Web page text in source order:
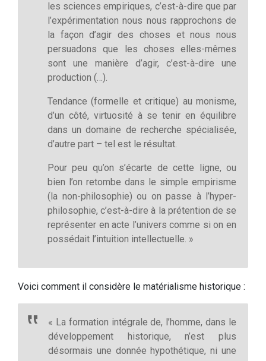
les sciences empiriques, c’est-à-dire que par
l’expérimentation nous nous rapprochons de
la façon d’agir des choses et nous nous
persuadons que les choses elles-mêmes
sont une manière d’agir, c’est-à-dire une
production (…).
Tendance (formelle et critique) au monisme,
d’un côté, virtuosité à se tenir en équilibre
dans un domaine de recherche spécialisée,
d’autre part – tel est le résultat.
Pour peu qu’on s’écarte de cette ligne, ou
bien l’on retombe dans le simple empirisme
(la non-philosophie) ou on passe à l’hyper-
philosophie, c’est-à-dire à la prétention de se
représenter en acte l’univers comme si on en
possédait l’intuition intellectuelle. »
Voici comment il considère le matérialisme historique :
« La formation intégrale de, l’homme, dans le
développement historique, n’est plus
désormais une donnée hypothétique, ni une